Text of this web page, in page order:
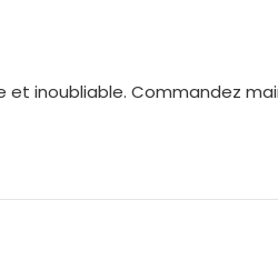
et inoubliable. Commandez